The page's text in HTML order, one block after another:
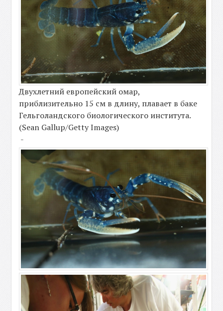
Двухлетний европейский омар,
приблизительно 15 см в длину, плавает в баке
Гельголандского биологического института.
(Sean Gallup/Getty Images)
-